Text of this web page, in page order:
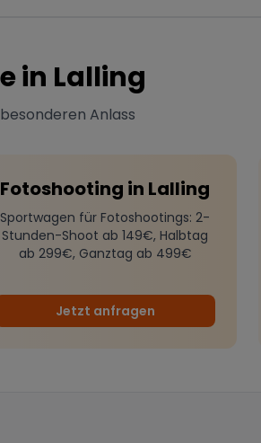
in Lalling
Anlass
Fotoshooting in Lalling
Sportwagen für Fotoshootings: 2-
Stunden-Shoot ab 149€, Halbtag
ab 299€, Ganztag ab 499€
Jetzt anfragen